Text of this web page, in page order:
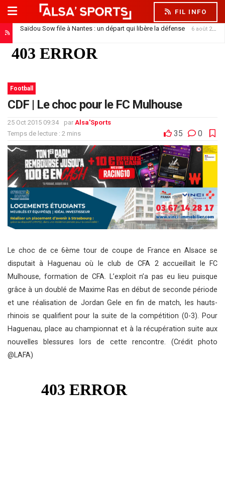
FIL INFO
Saïdou Sow file à Nantes : un départ qui libère la défense 6 août 2026
Football
CDF | Le choc pour le FC Mulhouse
25 Oct 2015 09:34 par Alsa'Sports
Temps de lecture : 2 mins
35 0
Le choc de ce 6ème tour de coupe de France en Alsace se
disputait à Haguenau où le club de CFA 2 accueillait le FC
Mulhouse, formation de CFA. L’exploit n’a pas eu lieu puisque
grâce à un doublé de Maxime Ras en début de seconde période
et une réalisation de Jordan Gele en fin de match, les hauts-
rhinois se qualifient pour la suite de la compétition (0-3). Pour
Haguenau, place au championnat et à la récupération suite aux
nouvelles blessures lors de cette rencontre. (Crédit photo
@LAFA)